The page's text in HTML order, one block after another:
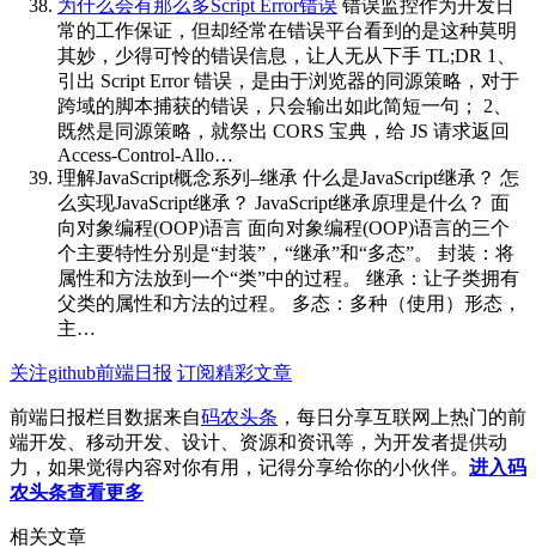
为什么会有那么多Script Error错误 错误监控作为开发日
常的工作保证，但却经常在错误平台看到的是这种莫明
其妙，少得可怜的错误信息，让人无从下手 TL;DR 1、
引出 Script Error 错误，是由于浏览器的同源策略，对于
跨域的脚本捕获的错误，只会输出如此简短一句； 2、
既然是同源策略，就祭出 CORS 宝典，给 JS 请求返回
Access-Control-Allo…
理解JavaScript概念系列–继承 什么是JavaScript继承？ 怎
么实现JavaScript继承？ JavaScript继承原理是什么？ 面
向对象编程(OOP)语言 面向对象编程(OOP)语言的三个
个主要特性分别是“封装”，“继承”和“多态”。 封装：将
属性和方法放到一个“类”中的过程。 继承：让子类拥有
父类的属性和方法的过程。 多态：多种（使用）形态，
主…
关注github前端日报 订阅精彩文章
前端日报栏目数据来自码农头条 ，每日分享互联网上热门的前
端开发、移动开发、设计、资源和资讯等，为开发者提供动
力，如果觉得内容对你有用，记得分享给你的小伙伴。 进入码
农头条查看更多
相关文章